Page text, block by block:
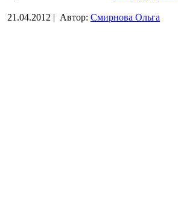
21.04.2012 | Автор: Смирнова Ольга